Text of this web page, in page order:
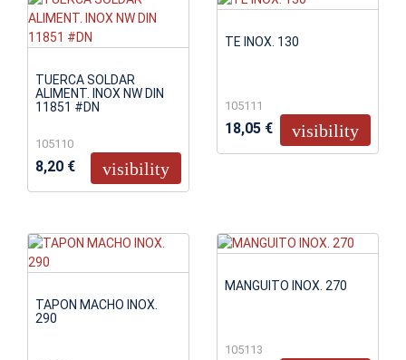
TUERCA SOLDAR
ALIMENT. INOX NW DIN
11851 #DN
105110
8,20 € visibility
TE INOX. 130
105111
18,05 € visibility
TAPON MACHO INOX.
290
MANGUITO INOX. 270
105113